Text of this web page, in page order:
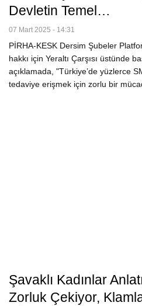
Devletin Temel…
07 Mart 2025 - 14:31
PİRHA-KESK Dersim Şubeler
hakkı için Yeraltı Çarşısı üstünde
açıklamada, "Türkiye’de yüzlerce
tedaviye erişmek için zorlu bir
Şavaklı Kadınlar
Zorluk Çekiyor,